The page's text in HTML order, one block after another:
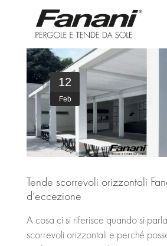
HOME
AZIENDA
TENDE DA SOLE
PERGOLA E PERGOLATO
BONUS FISCALI
AREA DOWNLOAD
12
Feb
Tende scorrevoli orizzontali
d’eccezione
A cosa ci si riferisce quando si
scorrevoli orizzontali e perché